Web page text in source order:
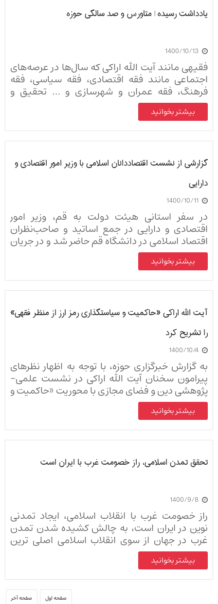
یادداشت رسیده | متاورس و صد سالگی حوزه
1400/10/13
فقیهی مانند آیت الله اراکی که سال‌ها در عرصه‌های
اجتماعی مانند فقه اقتصادی، فقه سیاسی، فقه
فرهنگ، فقه عمران و شهرسازی و … تحقیق و
تدریس داشته به مسأله‌ای پیچیده، ذو ابعاد،
حساس و جدید مانند متاورس ورود پیدا کرده، آن را
تحلیل نموده و حکم شرعی آن را بیان کرده است،
جای تقدیر دارد نه تمسخر!
بیشتر بخوانید
گزارشی از نشست اقتصاددانان اسلامی با وزیر امور اقتصادی و
دارایی
1400/10/11
در سفر استانی هیئت دولت به قم، وزیر امور
اقتصادی و دارایی در جمع اساتید و صاحب‌نظران
اقتصاد اسلامی در دانشگاه قم حاضر شد و در جریان
دیدگاه‌ها، انتقادات و پیشنهادهای علمی و عملیاتی
آن‌ها برای مشکلات اقتصادی کشور قرار گرفت.
بیشتر بخوانید
آیت الله اراکی «حاکمیت و سیاستگذاری رمز ارز از منظر فقهی»
را تشریح کرد
1400/10/4
به گزارش خبرگزاری حوزه، با توجه به اظهار نظرهای
پیرامون سخنان آیت الله اراکی در نشست علمی-
پژوهشی دین و فضای مجازی با محوریت «حاکمیت و
سیاستگذاری رمز ارز از منظر فقهی»؛ مشروح سخنان
آیت الله اراکی جهت تنویر افکار عمومی و اطلاع اهل
علم از مسائل فقهی مطرح شده توسط وی در این
نشست، در دسترس علاقه مندان قرار گرفته است.
بیشتر بخوانید
تحقق تمدن اسلامی، راز خصومت غرب با ایران است
1400/9/8
راز خصومت غرب با انقلاب اسلامی، ایجاد تمدنی
نوین در ایران است، به چالش کشیده شدن تمدن
غرب در جهان از سوی انقلاب اسلامی اصلی ترین
عامل مخالفت با ایران است.
بیشتر بخوانید
صفحه اول صفحه آخر